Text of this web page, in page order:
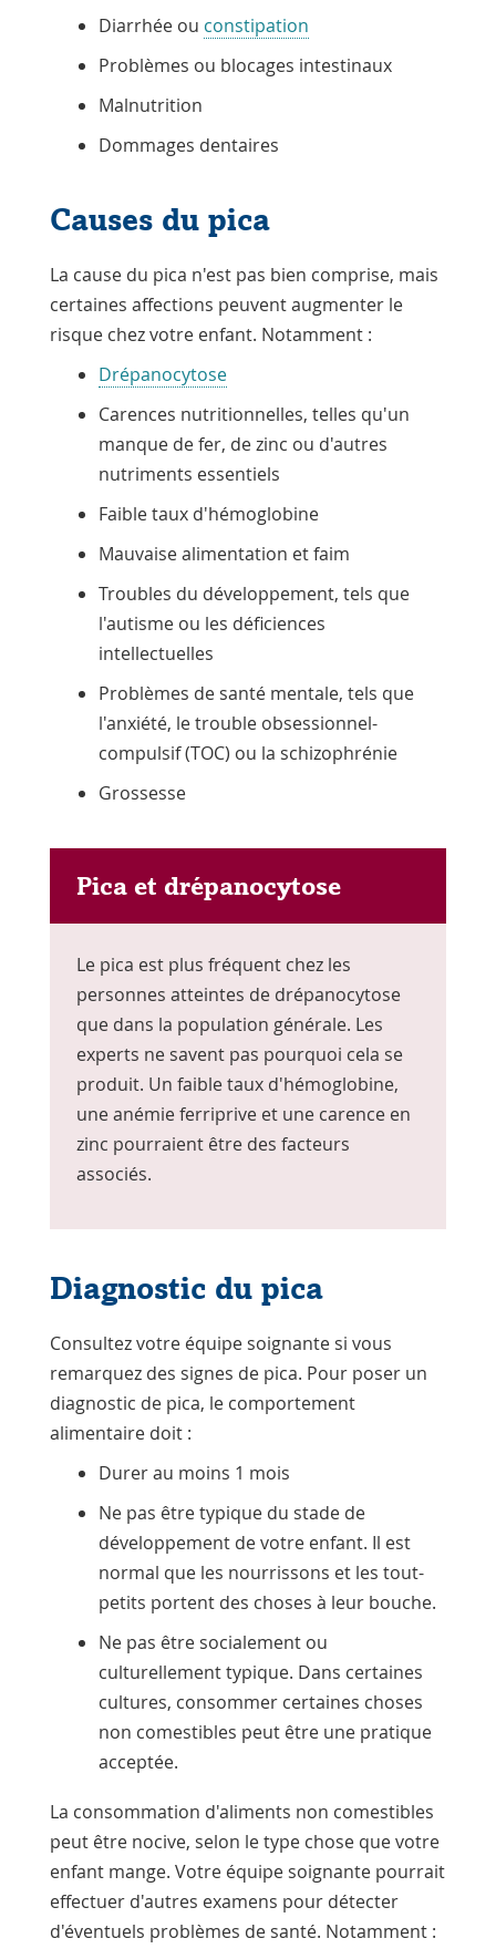
Diarrhée ou constipation
Problèmes ou blocages intestinaux
Malnutrition
Dommages dentaires
Causes du pica
La cause du pica n'est pas bien comprise, mais
certaines affections peuvent augmenter le
risque chez votre enfant. Notamment :
Drépanocytose
Carences nutritionnelles, telles qu'un
manque de fer, de zinc ou d'autres
nutriments essentiels
Faible taux d'hémoglobine
Mauvaise alimentation et faim
Troubles du développement, tels que
l'autisme ou les déficiences
intellectuelles
Problèmes de santé mentale, tels que
l'anxiété, le trouble obsessionnel-
compulsif (TOC) ou la schizophrénie
Grossesse
Pica et drépanocytose
Le pica est plus fréquent chez les
personnes atteintes de drépanocytose
que dans la population générale. Les
experts ne savent pas pourquoi cela se
produit. Un faible taux d'hémoglobine,
une anémie ferriprive et une carence en
zinc pourraient être des facteurs
associés.
Diagnostic du pica
Consultez votre équipe soignante si vous
remarquez des signes de pica. Pour poser un
diagnostic de pica, le comportement
alimentaire doit :
Durer au moins 1 mois
Ne pas être typique du stade de
développement de votre enfant. Il est
normal que les nourrissons et les tout-
petits portent des choses à leur bouche.
Ne pas être socialement ou
culturellement typique. Dans certaines
cultures, consommer certaines choses
non comestibles peut être une pratique
acceptée.
La consommation d'aliments non comestibles
peut être nocive, selon le type chose que votre
enfant mange. Votre équipe soignante pourrait
effectuer d'autres examens pour détecter
d'éventuels problèmes de santé. Notamment :